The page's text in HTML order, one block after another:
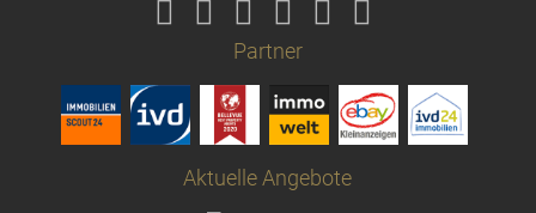
Partner
Aktuelle Angebote